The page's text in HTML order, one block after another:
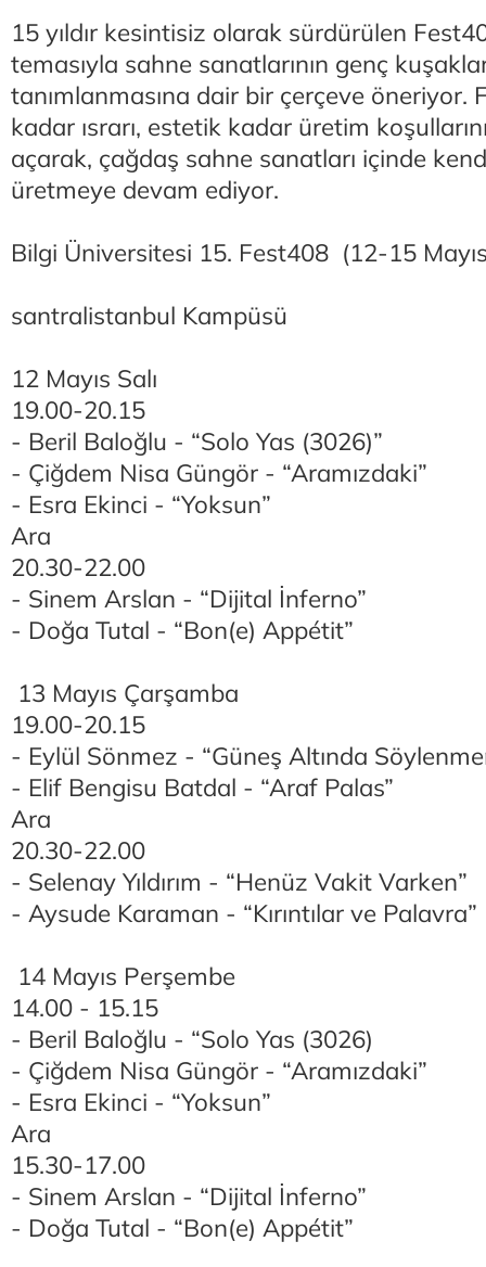
15 yıldır kesintisiz olarak sürdürülen
temasıyla sahne sanatlarının genç
tanımlanmasına dair bir çerçeve öneriyor.
kadar ısrarı, estetik kadar üretim
açarak, çağdaş sahne sanatları içinde
üretmeye devam ediyor.
Bilgi Üniversitesi 15. Fest408 (12-15
santralistanbul Kampüsü
12 Mayıs Salı
19.00-20.15
- Beril Baloğlu - “Solo Yas (3026)”
- Çiğdem Nisa Güngör - “Aramızdaki”
- Esra Ekinci - “Yoksun”
Ara
20.30-22.00
- Sinem Arslan - “Dijital İnferno”
- Doğa Tutal - “Bon(e) Appétit”
13 Mayıs Çarşamba
19.00-20.15
- Eylül Sönmez - “Güneş Altında
- Elif Bengisu Batdal - “Araf Palas”
Ara
20.30-22.00
- Selenay Yıldırım - “Henüz Vakit Varken”
- Aysude Karaman - “Kırıntılar ve Palavra”
14 Mayıs Perşembe
14.00 - 15.15
- Beril Baloğlu - “Solo Yas (3026)
- Çiğdem Nisa Güngör - “Aramızdaki”
- Esra Ekinci - “Yoksun”
Ara
15.30-17.00
- Sinem Arslan - “Dijital İnferno”
- Doğa Tutal - “Bon(e) Appétit”